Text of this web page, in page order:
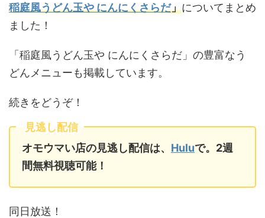
稲庭風うどん玉や にんにくさらだ」についてまとめ
ました！
「稲庭風うどん玉や にんにくさらだ」の豊富なう
どんメニューも掲載しています。
続きをどうぞ！
見逃し配信
オモウマい店の見逃し配信は、 Huluで。2週
間無料視聴可能！
同日放送！